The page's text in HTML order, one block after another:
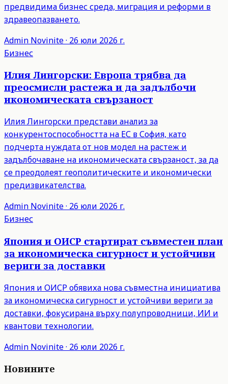
предвидима бизнес среда, миграция и реформи в
здравеопазването.
Admin Novinite· 26 юли 2026 г.
Бизнес
Илия Лингорски: Европа трябва да
преосмисли растежа и да задълбочи
икономическата свързаност
Илия Лингорски представи анализ за
конкурентоспособността на ЕС в София, като
подчерта нуждата от нов модел на растеж и
задълбочаване на икономическата свързаност, за да
се преодолеят геополитическите и икономически
предизвикателства.
Admin Novinite· 26 юли 2026 г.
Бизнес
Япония и ОИСР стартират съвместен план
за икономическа сигурност и устойчиви
вериги за доставки
Япония и ОИСР обявиха нова съвместна инициатива
за икономическа сигурност и устойчиви вериги за
доставки, фокусирана върху полупроводници, ИИ и
квантови технологии.
Admin Novinite· 26 юли 2026 г.
Новините